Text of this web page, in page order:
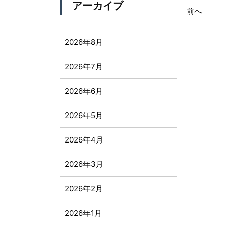
前へ
アーカイブ
2026年8月
2026年7月
2026年6月
2026年5月
2026年4月
2026年3月
2026年2月
2026年1月